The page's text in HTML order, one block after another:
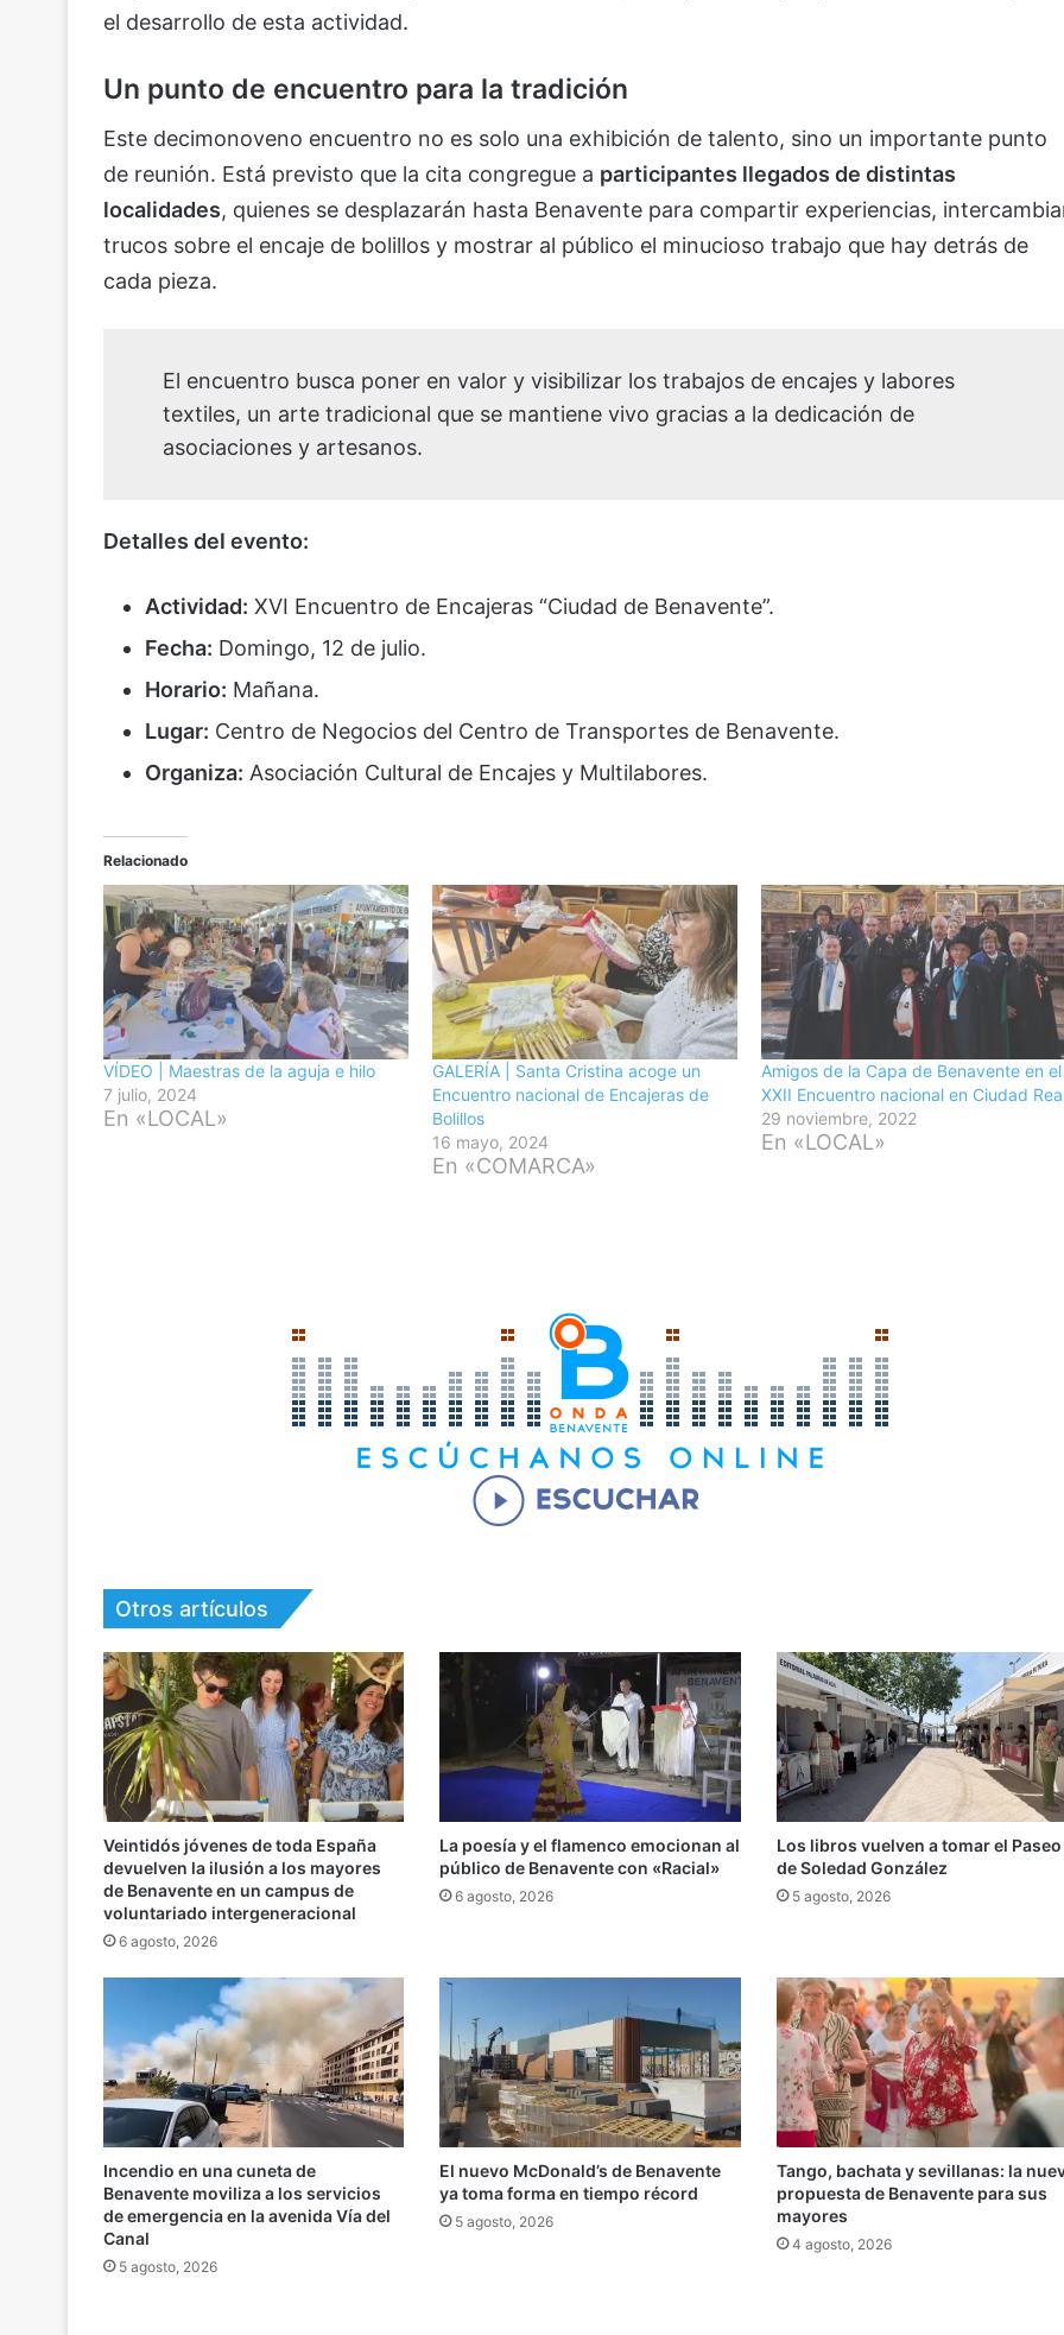
el desarrollo de esta actividad.
Un punto de encuentro para la tradición
Este decimonoveno encuentro no es solo una exhibición de talento, sino un importante punto
de reunión. Está previsto que la cita congregue a participantes llegados de distintas
localidades, quienes se desplazarán hasta Benavente para compartir experiencias,
trucos sobre el encaje de bolillos y mostrar al público el minucioso trabajo que hay detrás de
cada pieza.
El encuentro busca poner en valor y visibilizar los trabajos de encajes y labores
textiles, un arte tradicional que se mantiene vivo gracias a la dedicación de
asociaciones y artesanos.
Detalles del evento:
Actividad: XVI Encuentro de Encajeras “Ciudad de Benavente”.
Fecha: Domingo, 12 de julio.
Horario: Mañana.
Lugar: Centro de Negocios del Centro de Transportes de Benavente.
Organiza: Asociación Cultural de Encajes y Multilabores.
Relacionado
VÍDEO | Maestras de la aguja e hilo
7 julio, 2024
En «LOCAL»
GALERÍA | Santa Cristina acoge un
Encuentro nacional de Encajeras de
Bolillos
16 mayo, 2024
En «COMARCA»
Amigos de la Capa de Benavente en el
XXII Encuentro nacional en Ciudad
29 noviembre, 2022
En «LOCAL»
Otros artículos
Veintidós jóvenes de toda España
devuelven la ilusión a los mayores
de Benavente en un campus de
voluntariado intergeneracional
6 agosto, 2026
La poesía y el flamenco emocionan al
público de Benavente con «Racial»
6 agosto, 2026
Los libros vuelven a tomar el Paseo
de Soledad González
5 agosto, 2026
Incendio en una cuneta de
Benavente moviliza a los servicios
de emergencia en la avenida Vía del
Canal
5 agosto, 2026
El nuevo McDonald’s de Benavente
ya toma forma en tiempo récord
5 agosto, 2026
Tango, bachata y sevillanas: la
propuesta de Benavente para sus
mayores
4 agosto, 2026